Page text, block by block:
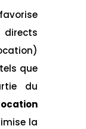
favorise
que
du
la